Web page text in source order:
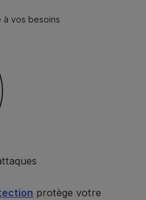
à vos besoins
protège votre